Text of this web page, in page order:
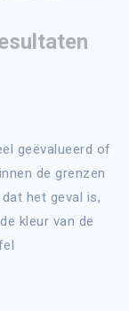
geëvalueerd of
de grenzen
het geval is,
kleur van de